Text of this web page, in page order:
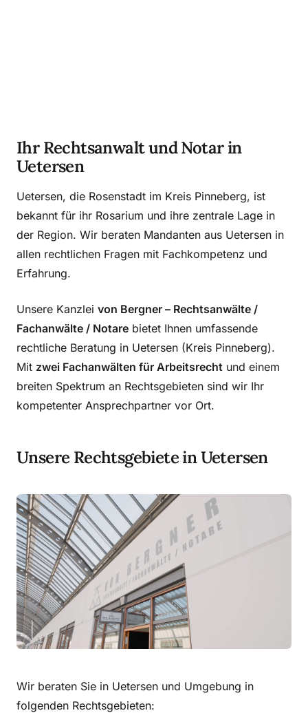
Ihr Rechtsanwalt und Notar in
Uetersen
Uetersen, die Rosenstadt im Kreis Pinneberg, ist
bekannt für ihr Rosarium und ihre zentrale Lage in
der Region. Wir beraten Mandanten aus Uetersen in
allen rechtlichen Fragen mit Fachkompetenz und
Erfahrung.
Unsere Kanzlei von Bergner – Rechtsanwälte /
Fachanwälte / Notare bietet Ihnen umfassende
rechtliche Beratung in Uetersen (Kreis Pinneberg).
Mit zwei Fachanwälten für Arbeitsrecht und einem
breiten Spektrum an Rechtsgebieten sind wir Ihr
kompetenter Ansprechpartner vor Ort.
Unsere Rechtsgebiete in Uetersen
Wir beraten Sie in Uetersen und Umgebung in
folgenden Rechtsgebieten: